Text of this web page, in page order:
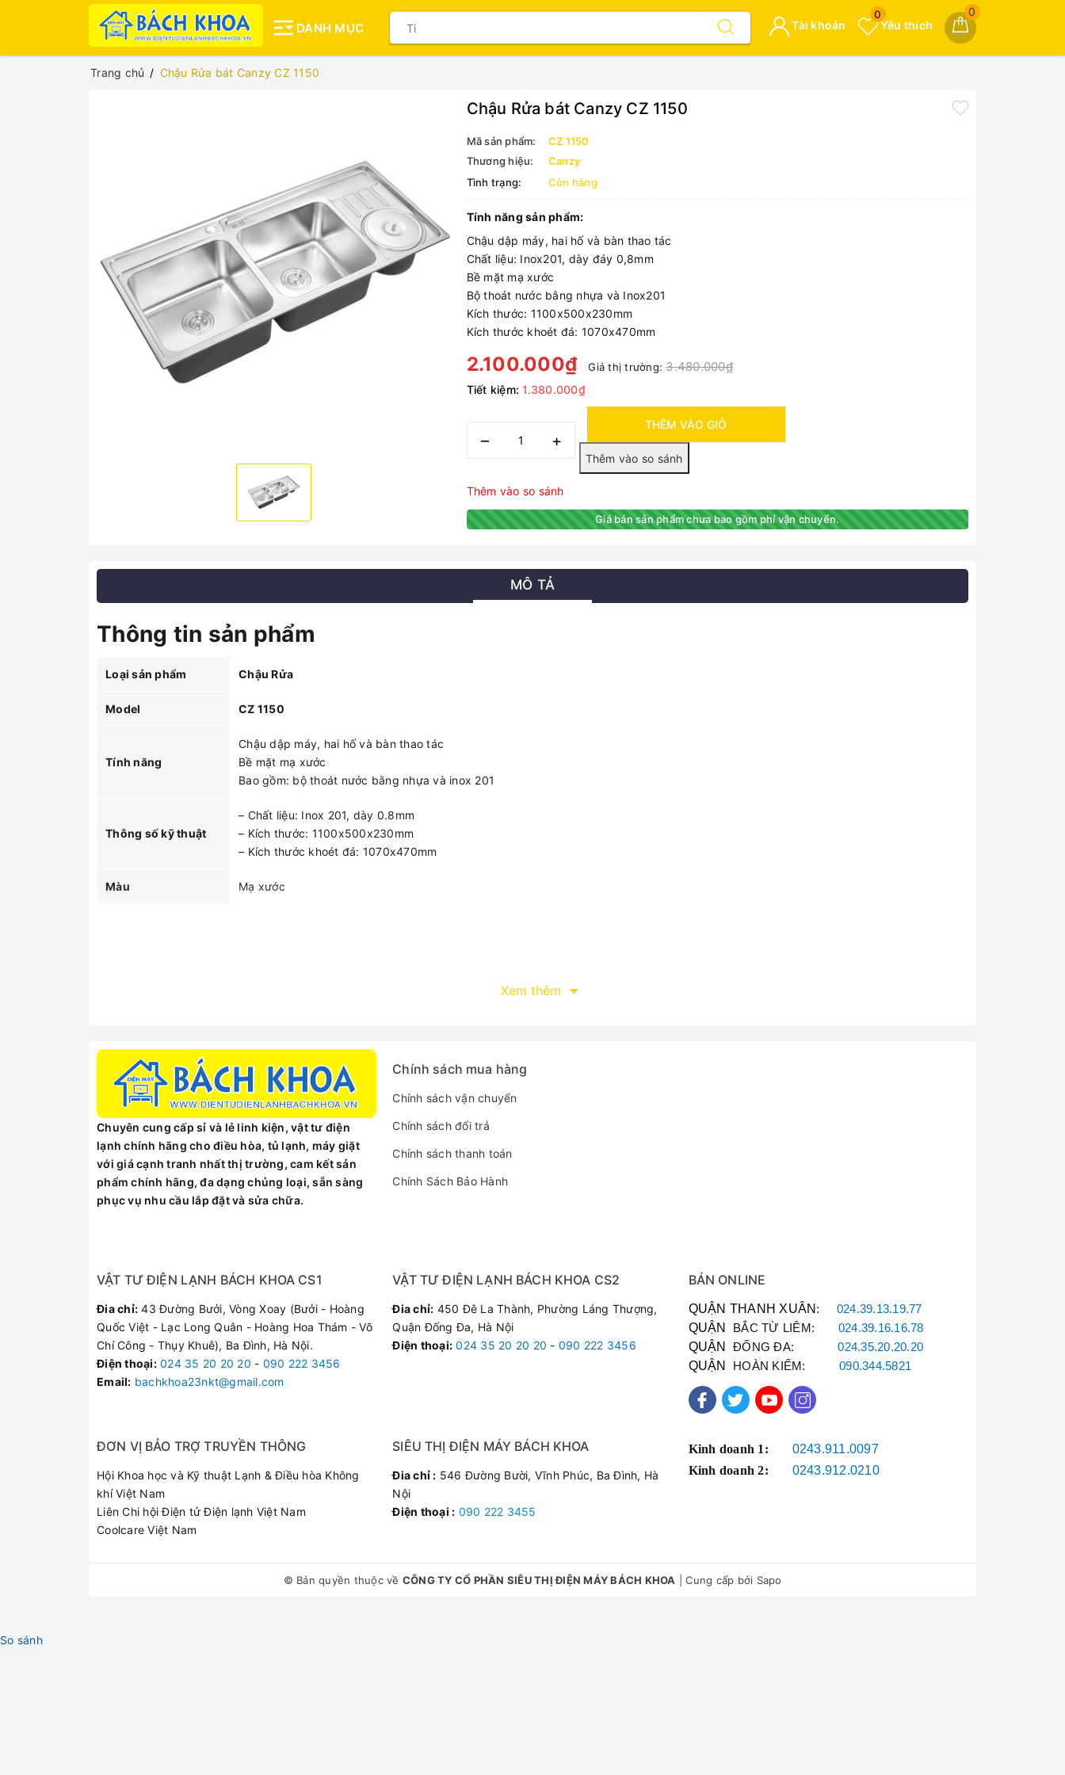
DANH MỤC
0
Yêu thích
0
Tài khoản
Trang chủ Chậu Rửa bát Canzy CZ 1150
Chậu Rửa bát Canzy CZ 1150
Mã sản phẩm:
CZ 1150
Thương hiệu:
Canzy
Tình trạng:
Còn hàng
Tính năng sản phẩm:
Chậu dập máy, hai hố và bàn thao tác
Chất liệu: Inox201, dày đáy 0,8mm
Bề mặt mạ xước
Bộ thoát nước bằng nhựa và Inox201
Kích thước: 1100x500x230mm
Kích thước khoét đá: 1070x470mm
2.100.000₫ Giá thị trường:3.480.000₫
Tiết kiệm:1.380.000₫
– +
THÊM VÀO GIỎ
Thêm vào so sánh
Giá bán sản phẩm chưa bao gồm phí vận chuyển.
MÔ TẢ
Thông tin sản phẩm
Loại sản phẩm Chậu Rửa
Model CZ 1150
Tính năng
Chậu dập máy, hai hố và bàn thao tác
Bề mặt mạ xước
Bao gồm: bộ thoát nước bằng nhựa và inox 201
Thông số kỹ thuật
– Chất liệu: Inox 201, dày 0.8mm
– Kích thước: 1100x500x230mm
– Kích thước khoét đá: 1070x470mm
Màu Mạ xước
Xem thêm
Chuyên cung cấp sỉ và lẻ linh kiện, vật tư điện
lạnh chính hãng cho điều hòa, tủ lạnh, máy giặt
với giá cạnh tranh nhất thị trường, cam kết sản
phẩm chính hãng, đa dạng chủng loại, sẵn sàng
phục vụ nhu cầu lắp đặt và sửa chữa.
Chính sách mua hàng
Chính sách vận chuyển
Chính sách đổi trả
Chính sách thanh toán
Chính Sách Bảo Hành
VẬT TƯ ĐIỆN LẠNH BÁCH KHOA CS1
Đia chỉ: 43 Đường Bưởi, Vòng Xoay (Bưởi - Hoàng
Quốc Việt - Lạc Long Quân - Hoàng Hoa Thám - Võ
Chí Công - Thụy Khuê), Ba Đình, Hà Nội.
Điện thoại: 024 35 20 20 20 - 090 222 3456
Email: bachkhoa23nkt@gmail.com
VẬT TƯ ĐIỆN LẠNH BÁCH KHOA CS2
Đia chỉ: 450 Đê La Thành, Phường Láng Thượng,
Quận Đống Đa, Hà Nội
Điện thoại: 024 35 20 20 20 - 090 222 3456
BÁN ONLINE
QUẬN THANH XUÂN : 024.39.13.19.77
QUẬN BẮC TỪ LIÊM: 024.39.16.16.78
QUẬN ĐỐNG ĐA:024.35.20.20.20
QUẬN HOÀN KIẾM:090.344.5821
ĐƠN VỊ BẢO TRỢ TRUYỀN THÔNG
Hội Khoa học và Kỹ thuật Lạnh & Điều hòa Không
khí Việt Nam
Liên Chi hội Điện tử Điện lạnh Việt Nam
Coolcare Việt Nam
SIÊU THỊ ĐIỆN MÁY BÁCH KHOA
Đia chỉ : 546 Đường Bười, Vĩnh Phúc, Ba Đình, Hà
Nội
Điện thoại : 090 222 3455
Kinh doanh 1:
0243.911.0097
Kinh doanh 2:
0243.912.0210
© Bản quyền thuộc về CÔNG TY CỔ PHẦN SIÊU THỊ ĐIỆN MÁY BÁCH KHOA Cung cấp bởi Sapo
So sánh